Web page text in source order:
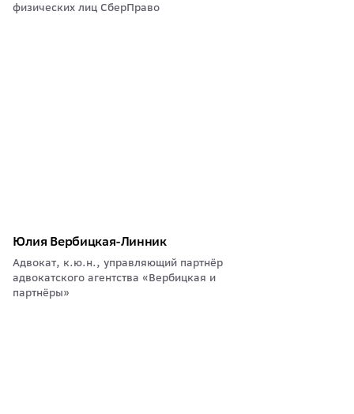
физических лиц СберПраво
Юлия Вербицкая-Линник
Адвокат, к.ю.н., управляющий партнёр
адвокатского агентства «Вербицкая и
партнёры»